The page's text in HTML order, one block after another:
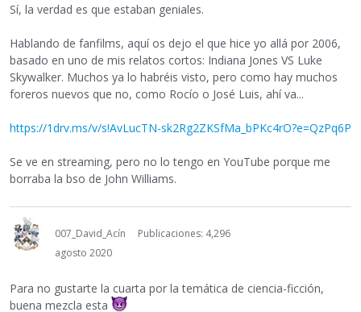
Sí, la verdad es que estaban geniales.
Hablando de fanfilms, aquí os dejo el que hice yo allá por 2006,
basado en uno de mis relatos cortos: Indiana Jones VS Luke
Skywalker. Muchos ya lo habréis visto, pero como hay muchos
foreros nuevos que no, como Rocío o José Luis, ahí va...
https://1drv.ms/v/s!AvLucTN-sk2Rg2ZKSfMa_bPKc4rO?e=QzPq6P
Se ve en streaming, pero no lo tengo en YouTube porque me
borraba la bso de John Williams.
007_David_Acín
Publicaciones: 4,296
agosto 2020
Para no gustarte la cuarta por la temática de ciencia-ficción,
buena mezcla esta